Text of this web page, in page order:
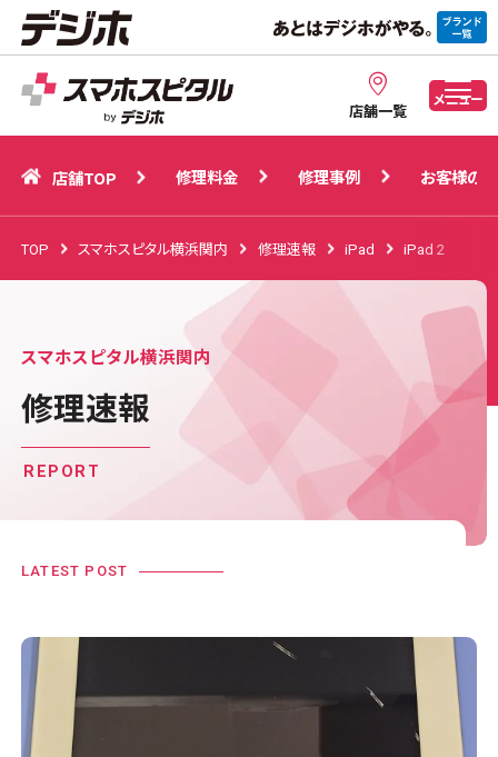
店舗一覧
メニュー
店舗TOP 修理事例 お客様の声
店舗TOP 修理料金 修理事例 お客様の声
TOP スマホスピタル横浜関内 修理速報 iPad iPad 2
スマホスピタル横浜関内
修理速報
REPORT
LATEST POST